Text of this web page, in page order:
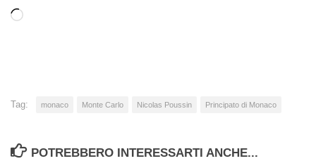
Caricamento
Tag: monaco Monte Carlo Nicolas Poussin Principato di Monaco
POTREBBERO INTERESSARTI ANCHE...